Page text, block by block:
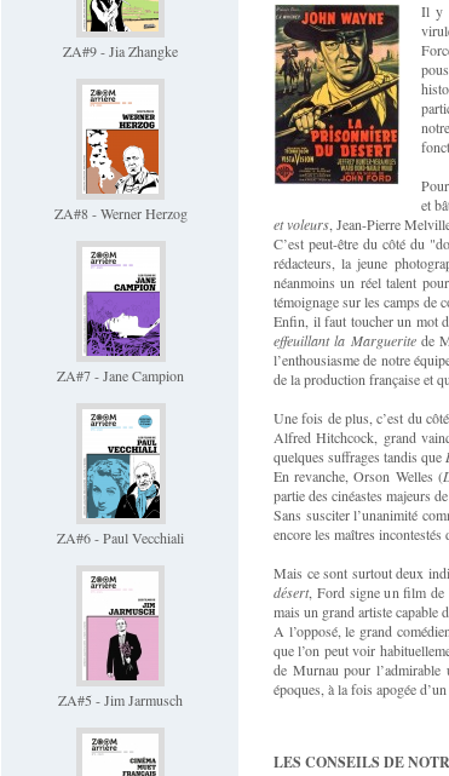
ZA#9 - Jia Zhangke
ZA#8 - Werner Herzog
ZA#7 - Jane Campion
ZA#6 - Paul Vecchiali
ZA#5 - Jim Jarmusch
Il y
et
et voleurs , Jean-Pierre
C’est peut-être du côté du
rédacteurs, la jeune
néanmoins un réel talent
témoignage sur les camps de
Enfin, il faut toucher un mot
effeuillant la Margueritede
l’enthousiasme de notre
de la production française et
Une fois de plus, c’est du
Alfred Hitchcock, grand
quelques suffrages tandis que
En revanche, Orson Welles (
partie des cinéastes majeurs
Sans susciter l’unanimité
encore les maîtres incontestés
Mais ce sont surtout deux
désert, Ford signe un film de
mais un grand artiste capable
A l’opposé, le grand
que l’on peut voir
de Murnau pour
époques, à la fois apogée
LES CONSEILS DE